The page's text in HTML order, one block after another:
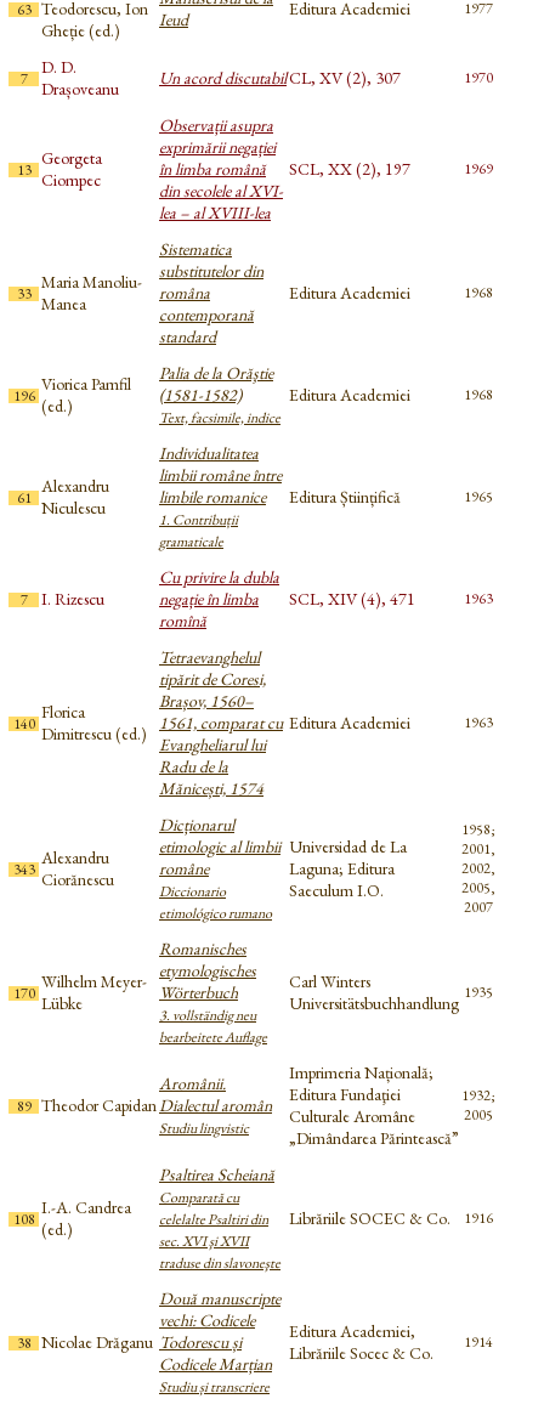
63 Teodorescu, Ion
Gheție (ed.)
Ieud
Editura Academiei 1977
7
D. D.
Drașoveanu
Un acord discutabilCL, XV (2), 307 1970
13
Georgeta
Ciompec
Observații asupra
exprimării negației
în limba română
din secolele al XVI-
lea – al XVIII-lea
SCL, XX (2), 197 1969
33
Maria Manoliu-
Manea
Sistematica
substitutelor din
româna
contemporană
standard
Editura Academiei 1968
196
Viorica Pamfil
(ed.)
Palia de la Orăştie
(1581-1582)
Text, facsimile, indice
Editura Academiei 1968
61
Alexandru
Niculescu
Individualitatea
limbii române între
limbile romanice
1. Contribuții
gramaticale
Editura Științifică 1965
7 I. Rizescu
Cu privire la dubla
negație în limba
romînă
SCL, XIV (4), 471 1963
140
Florica
Dimitrescu (ed.)
Tetraevanghelul
tipărit de Coresi,
Brașov, 1560–
1561, comparat cu
Evangheliarul lui
Radu de la
Mănicești, 1574
Editura Academiei 1963
343
Alexandru
Ciorănescu
Dicționarul
etimologic al limbii
române
Diccionario
etimológico rumano
Universidad de La
Laguna; Editura
Saeculum I.O.
1958;
2001,
2002,
2005,
2007
170
Wilhelm Meyer-
Lübke
Romanisches
etymologisches
Wörterbuch
3. vollständig neu
bearbeitete Auflage
Carl Winters
Universitätsbuchhandlung 1935
89 Theodor Capidan
Aromânii.
Dialectul aromân
Studiu lingvistic
Imprimeria Națională;
Editura Fundaţiei
Culturale Aromâne
„Dimândarea Părintească”
1932;
2005
108
I.-A. Candrea
(ed.)
Psaltirea Scheiană
Comparată cu
celelalte Psaltiri din
sec. XVI şi XVII
traduse din slavoneşte
Librăriile SOCEC & Co. 1916
38 Nicolae Drăganu
Două manuscripte
vechi: Codicele
Todorescu și
Codicele Marțian
Studiu și transcriere
Editura Academiei,
Librăriile Socec & Co.
1914